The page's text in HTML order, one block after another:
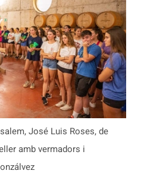
José Luis Roses, de
amb vermadors i